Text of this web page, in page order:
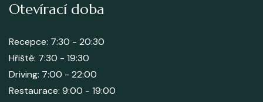
Otevírací doba
Recepce: 7:30 - 20:30
Hřiště: 7:30 - 19:30
Driving: 7:00 - 22:00
Restaurace: 9:00 - 19:00